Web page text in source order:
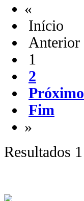
«
Início
Anterior
1
2
Próximo
Fim
»
Resultados